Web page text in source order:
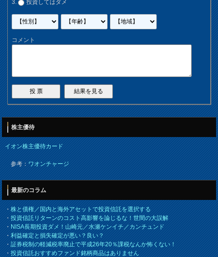
投資してはダメ
コメント
株主優待
イオン株主優待カード
参考：ワオンチャージ
最新のコラム
・株と債権／国内と海外アセットで投資信託を選択する
・投資信託リターンのコスト高影響を論じるな！世間の大誤解
・NISA長期投資ダメ！山崎元／水瀬ケンイチ／カンチュンド
・利益確定と損失確定が悪い？良い？
・証券税制の軽減税率廃止で平成26年20％課税なんか怖くない！
・投資信託おすすめファンド銘柄商品はありません